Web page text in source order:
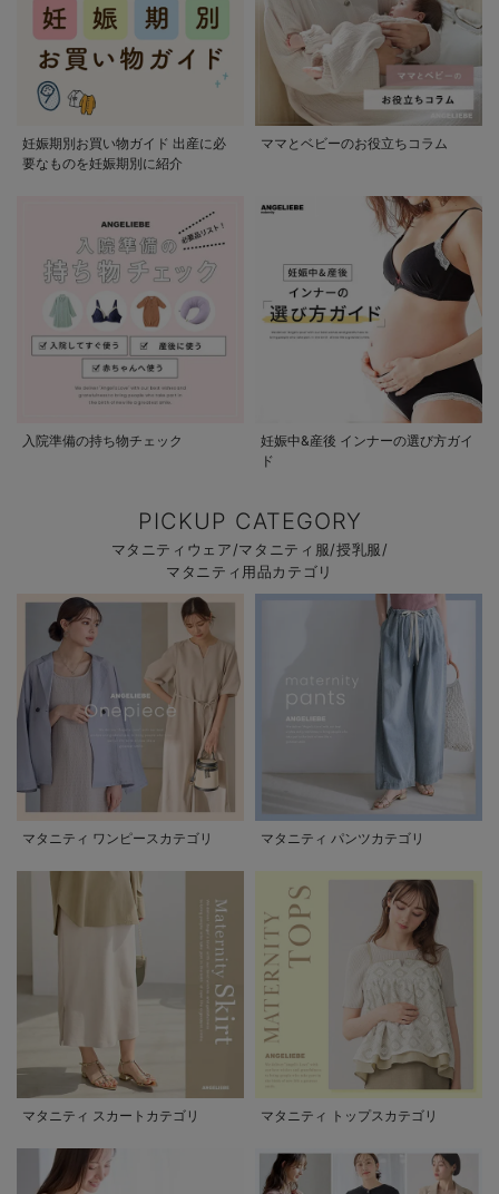
妊娠期別お買い物ガイド 出産に必
要なものを妊娠期別に紹介
ママとベビーのお役立ちコラム
入院準備の持ち物チェック
妊娠中&産後 インナーの選び方ガイ
ド
PICKUP CATEGORY
マタニティウェア/マタニティ服/授乳服/
マタニティ用品カテゴリ
マタニティ ワンピースカテゴリ マタニティ パンツカテゴリ
マタニティ スカートカテゴリ マタニティ トップスカテゴリ